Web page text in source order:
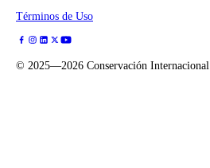
Términos de Uso
© 2025—2026 Conservación Internacional